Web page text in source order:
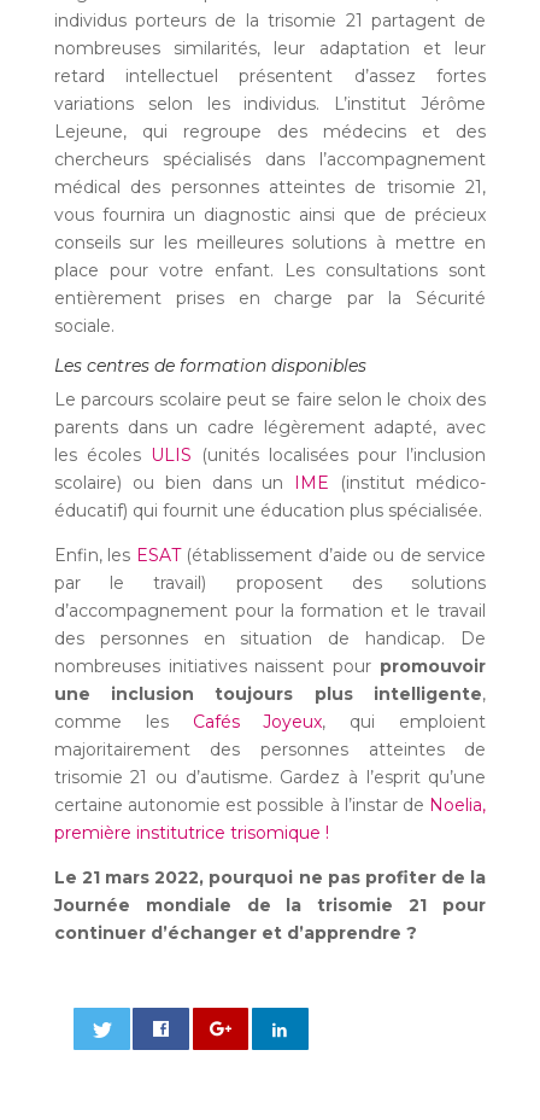
individus porteurs de la trisomie 21 partagent de
nombreuses similarités, leur adaptation et leur
retard intellectuel présentent d’assez fortes
variations selon les individus. L’institut Jérôme
Lejeune, qui regroupe des médecins et des
chercheurs spécialisés dans l’accompagnement
médical des personnes atteintes de trisomie 21,
vous fournira un diagnostic ainsi que de précieux
conseils sur les meilleures solutions à mettre en
place pour votre enfant. Les consultations sont
entièrement prises en charge par la Sécurité
sociale.
Les centres de formation disponibles
Le parcours scolaire peut se faire selon le choix des
parents dans un cadre légèrement adapté, avec
les écoles ULIS (unités localisées pour l’inclusion
scolaire) ou bien dans un IME (institut médico-
éducatif) qui fournit une éducation plus spécialisée.
Enfin, les ESAT(établissement d’aide ou de service
par le travail) proposent des solutions
d’accompagnement pour la formation et le travail
des personnes en situation de handicap. De
nombreuses initiatives naissent pour promouvoir
une inclusion toujours plus intelligente,
comme les Cafés Joyeux, qui emploient
majoritairement des personnes atteintes de
trisomie 21 ou d’autisme. Gardez à l’esprit qu’une
certaine autonomie est possible à l’instar de Noelia,
première institutrice trisomique !
Le 21 mars 2022, pourquoi ne pas profiter de la
Journée mondiale de la trisomie 21 pour
continuer d’échanger et d’apprendre ?